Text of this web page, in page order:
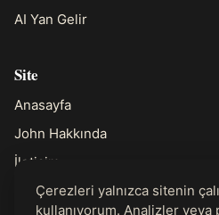
AI Yan Gelir
Site
Anasayfa
John Hakkında
İletişim
Çerezleri yalnızca sitenin
kullanıyorum. Analizler